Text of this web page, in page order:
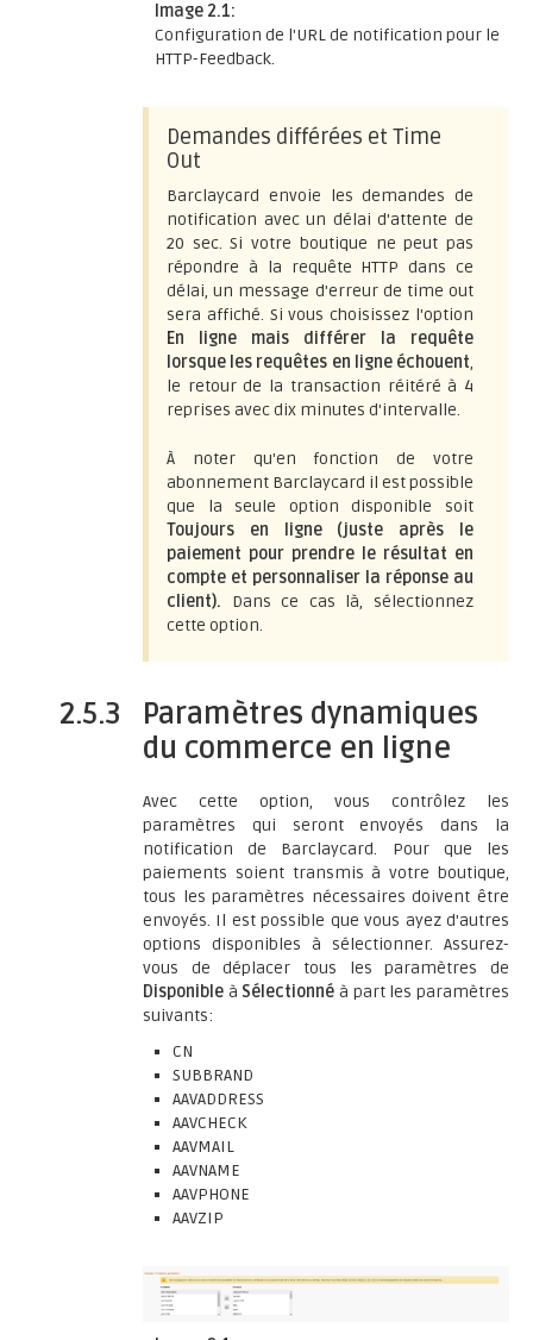
Image 2.1:
Configuration de l'URL de notification pour le
HTTP-Feedback.
Demandes différées et Time
Out
Barclaycard envoie les demandes de
notification avec un délai d'attente de
20 sec. Si votre boutique ne peut pas
répondre à la requête HTTP dans ce
délai, un message d'erreur de time out
sera affiché. Si vous choisissez l'option
En ligne mais différer la requête
lorsque les requêtes en ligne échouent,
le retour de la transaction réitéré à 4
reprises avec dix minutes d'intervalle.
À noter qu'en fonction de votre
abonnement Barclaycard il est possible
que la seule option disponible soit
Toujours en ligne (juste après le
paiement pour prendre le résultat en
compte et personnaliser la réponse au
client). Dans ce cas là, sélectionnez
cette option.
2.5.3
Paramètres dynamiques
du commerce en ligne
Avec cette option, vous contrôlez les
paramètres qui seront envoyés dans la
notification de Barclaycard. Pour que les
paiements soient transmis à votre boutique,
tous les paramètres nécessaires doivent être
envoyés. Il est possible que vous ayez d'autres
options disponibles à sélectionner. Assurez-
vous de déplacer tous les paramètres de
Disponible à Sélectionné à part les paramètres
suivants:
CN
SUBBRAND
AAVADDRESS
AAVCHECK
AAVMAIL
AAVNAME
AAVPHONE
AAVZIP